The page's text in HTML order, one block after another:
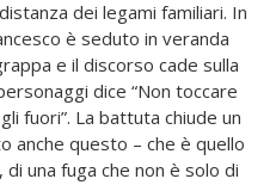
dei legami familiari. In
è seduto in veranda
e il discorso cade sulla
dice “Non toccare
fuori”. La battuta chiude un
anche questo – che è quello
una fuga che non è solo di